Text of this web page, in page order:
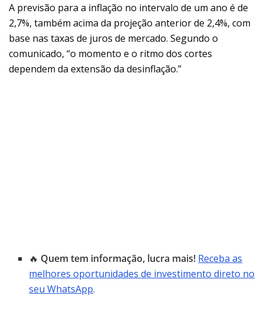
A previsão para a inflação no intervalo de um ano é de
2,7%, também acima da projeção anterior de 2,4%, com
base nas taxas de juros de mercado. Segundo o
comunicado, “o momento e o ritmo dos cortes
dependem da extensão da desinflação.”
🔥 Quem tem informação, lucra mais! Receba as
melhores oportunidades de investimento direto no
seu WhatsApp.